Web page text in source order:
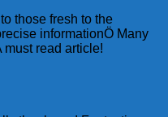
those fresh to the
informationÖ Many
must read article!